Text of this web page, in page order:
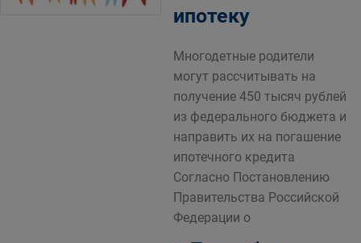
ипотеку
Многодетные родители
могут рассчитывать на
получение 450 тысяч рублей
из федерального бюджета и
направить их на погашение
ипотечного кредита
Согласно Постановлению
Правительства Российской
Федерации о